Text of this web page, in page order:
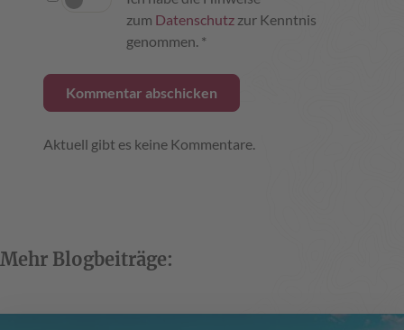
zum Datenschutz zur Kenntnis
genommen. *
Aktuell gibt es keine Kommentare.
Mehr Blogbeiträge: